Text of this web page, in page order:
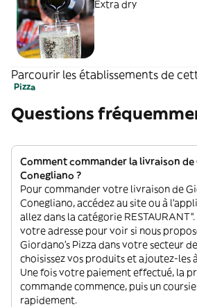
Extra dry
Parcourir les établissements de
Pizza
Questions
Comment commander la livraison de
Conegliano ?
Pour commander votre livraison de
Conegliano, accédez au site ou à
allez dans la catégorie
votre adresse pour voir si nous
Giordano's Pizza dans votre secteur
choisissez vos produits et ajoutez-les
Une fois votre paiement effectué, la
commande commence, puis un
rapidement.